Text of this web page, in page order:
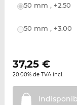
50 mm , +2.50
50 mm , +3.00
37,25€
20.00% de TVA incl.